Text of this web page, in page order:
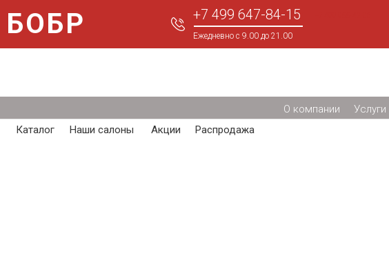
+7 499 647-84-15
БОБР Ежедневно с 9.00 до 21.00
Каталог Наши салоны Акции Распродажа
О компании Услуги